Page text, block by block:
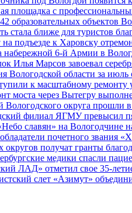
площадка с
образовательных объектов
стала ближе для туристов
подъезде к Харовску
6-й Армии в
Илья Марсов завоевал
Вологодской области за
к масштабному ремонту
моста через Вытегру
Вологодского округа прошли
филиал ЯГМУ превысил
славян» на Вологодчине
почетного звания
округов получат гранты
медики спасли
ЛАД» отметил свое 35-
слет «Азимут»